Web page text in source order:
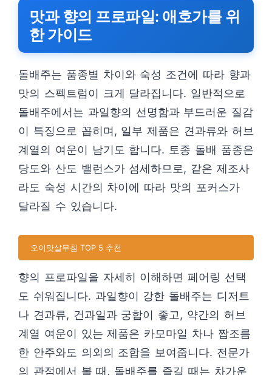
맛과 향의 프로파일: 애호가를 위
한 가이드
돌배주는 품종별 차이와 숙성 조건에 따라 향과
맛의 스펙트럼이 크게 달라집니다. 일반적으로
돌배주에서는 과일향의 선명함과 부드러운 질감
이 특징으로 꼽히며, 일부 제품은 견과류와 허브
계열의 여운이 남기도 합니다. 토종 돌배 품종은
당도와 산도 밸런스가 섬세하므로, 같은 제조사
라도 숙성 시간의 차이에 따라 맛의 포커스가
달라질 수 있습니다.
오이맛살무침 TOP 5 추천
향의 프로파일을 자세히 이해하면 페어링 선택
도 쉬워집니다. 과일향이 강한 돌배주는 디저트
나 견과류, 건과일과 궁합이 좋고, 약간의 허브
계열 여운이 있는 제품은 카모마일 차나 짭조름
한 안주와도 의외의 조합을 보여줍니다. 전문가
의 관점에서 볼 때, 돌배주를 즐길 때는 차가운